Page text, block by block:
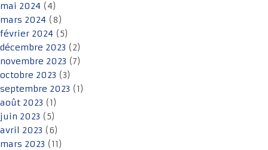
mai 2024 (4)
mars 2024 (8)
février 2024 (5)
décembre 2023 (2)
novembre 2023 (7)
octobre 2023 (3)
septembre 2023 (1)
août 2023 (1)
juin 2023 (5)
avril 2023 (6)
mars 2023 (11)